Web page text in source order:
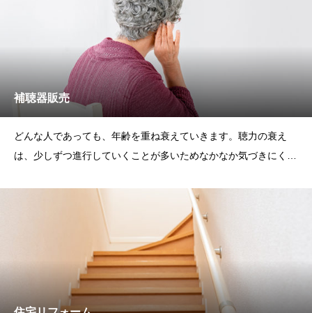
補聴器販売
どんな人であっても、年齢を重ね衰えていきます。聴力の衰え
は、少しずつ進行していくことが多いためなかなか気づきにく